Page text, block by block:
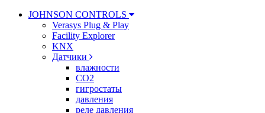
JOHNSON CONTROLS
Verasys Plug & Play
Facility Explorer
KNX
Датчики
влажности
CO2
гигростаты
давления
реле давления